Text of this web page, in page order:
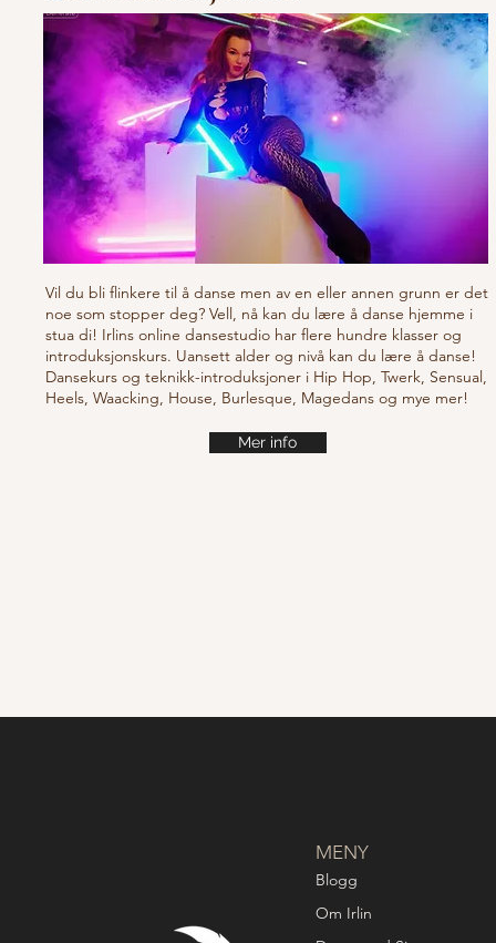
Vil du bli flinkere til å danse men av en eller annen grunn er det
noe som stopper deg? Vell, nå kan du lære å danse hjemme i
stua di! Irlins online dansestudio har flere hundre klasser og
introduksjonskurs. Uansett alder og nivå kan du lære å danse!
Dansekurs og teknikk-introduksjoner i Hip Hop, Twerk, Sensual,
Heels, Waacking, House, Burlesque, Magedans og mye mer!
Mer info
MENY
Blogg
Om Irlin